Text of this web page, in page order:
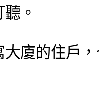
。
大廈的住戶